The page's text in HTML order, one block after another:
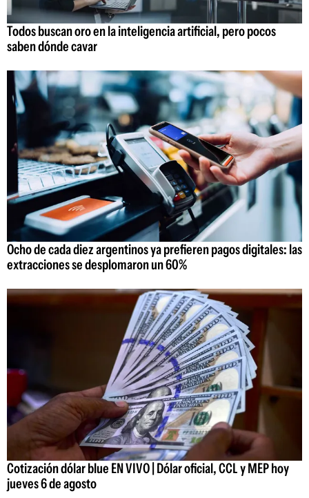
Todos buscan oro en la inteligencia artificial, pero pocos
saben dónde cavar
Ocho de cada diez argentinos ya prefieren pagos digitales: las
extracciones se desplomaron un 60%
Cotización dólar blue EN VIVO | Dólar oficial, CCL y MEP hoy
jueves 6 de agosto